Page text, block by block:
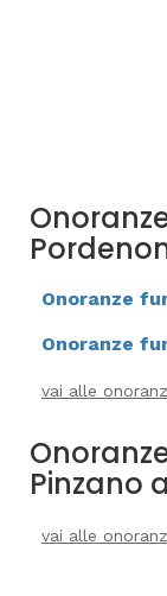
Onoranze
Onoranze
vai alle
Pinzano
vai alle